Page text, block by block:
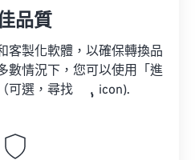
品質
客製化軟體，以確保轉換品
數情況下，您可以使用「進
可選，尋找
icon).